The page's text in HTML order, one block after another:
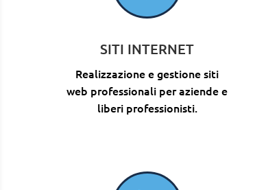
SITI INTERNET
Realizzazione e gestione siti
web professionali per aziende e
liberi professionisti.